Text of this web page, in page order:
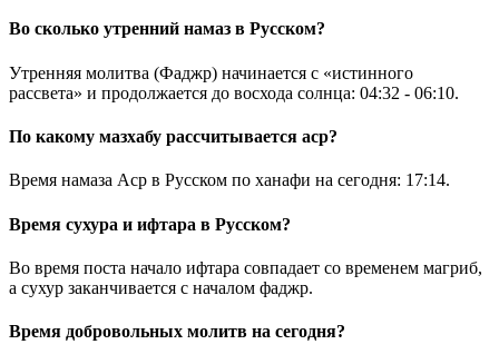
Во сколько утренний намаз в Русском?
Утренняя молитва (Фаджр) начинается с «истинного
рассвета» и продолжается до восхода солнца: 04:32 - 06:10.
По какому мазхабу рассчитывается аср?
Время намаза Аср в Русском по ханафи на сегодня: 17:14.
Время сухура и ифтара в Русском?
Во время поста начало ифтара совпадает со временем магриб,
а сухур заканчивается с началом фаджр.
Время добровольных молитв на сегодня?